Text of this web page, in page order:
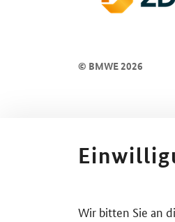
© BMWE 2026
Wir bitten Sie an